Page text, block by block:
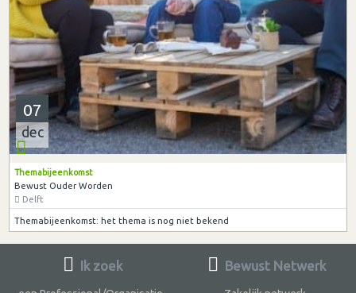
07
dec
Themabijeenkomst
Bewust Ouder Worden
Delft
Themabijeenkomst: het thema is nog niet bekend
Ik zoek Bewust Netwerk